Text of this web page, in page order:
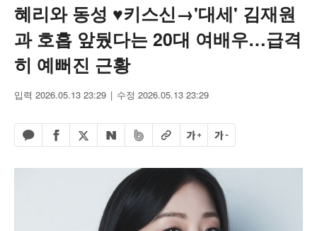
혜리와 동성 ♥키스신→'대세' 김재원
과 호흡 앞뒀다는 20대 여배우…급격
히 예뻐진 근황
입력 2026.05.13 23:29 수정 2026.05.13 23:29
카카오톡 공유하기
페이스북 공유하기
엑스 공유하기
네이버 공유하기
밴드 공유하기
URL복사글자 크게글자 작게